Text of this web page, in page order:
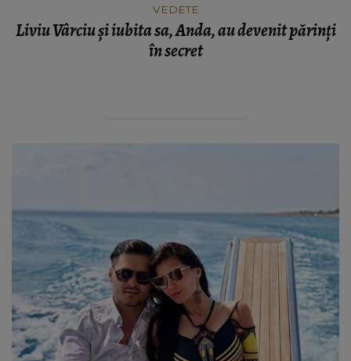
VEDETE
Liviu Vârciu și iubita sa, Anda, au devenit părinți
în secret